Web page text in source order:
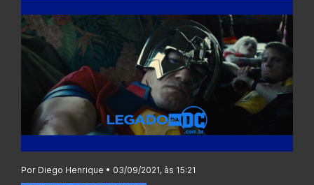
Por Diego Henrique • 03/09/2021, às 15:21